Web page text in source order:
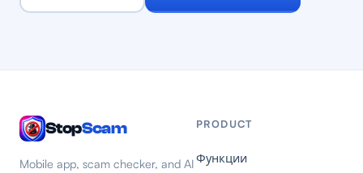
StopScam
Mobile app, scam checker, and AI
PRODUCT
Функции